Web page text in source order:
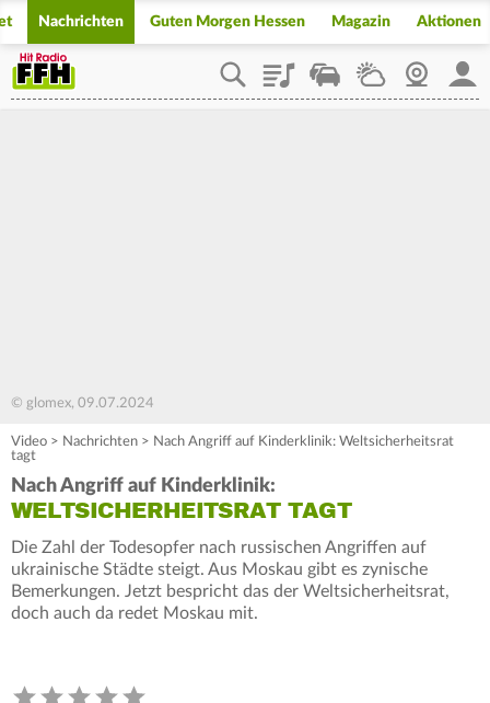
Nachrichten Guten Morgen Hessen Magazin Aktionen
PlaylistStaupilotWetterWebcam
© glomex, 09.07.2024
Video > Nachrichten > Nach Angriff auf Kinderklinik: Weltsicherheitsrat
tagt
Nach Angriff auf Kinderklinik:
WELTSICHERHEITSRAT TAGT
Die Zahl der Todesopfer nach russischen Angriffen auf
ukrainische Städte steigt. Aus Moskau gibt es zynische
Bemerkungen. Jetzt bespricht das der Weltsicherheitsrat,
doch auch da redet Moskau mit.